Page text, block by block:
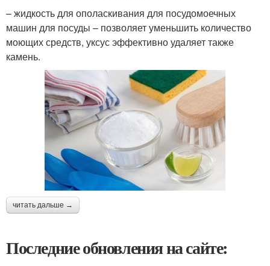
– жидкость для ополаскивания для посудомоечных
машин для посуды – позволяет уменьшить количество
моющих средств, уксус эффективно удаляет также
камень.
читать дальше →
Последние обновления на сайте: